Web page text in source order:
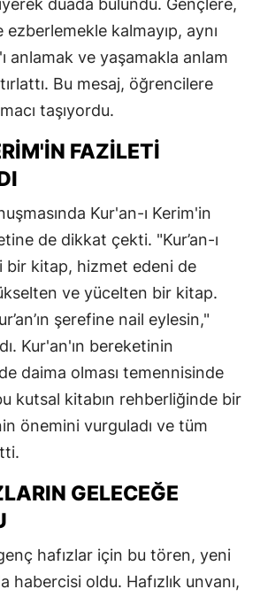
duada bulundu. Gençlere,
ezberlemekle kalmayıp, aynı
anlamak ve yaşamakla anlam
Bu mesaj, öğrencilere
taşıyordu.
FAZILETI
Kur'an-ı Kerim'in
de dikkat çekti. "Kur’an-ı
bir kitap, hizmet edeni de
ve yücelten bir kitap.
şerefine nail eylesin,"
Kur'an'ın bereketinin
daima olması temennisinde
kutsal kitabın rehberliğinde bir
önemini vurguladı ve tüm
GELECEĞE
hafızlar için bu tören, yeni
habercisi oldu. Hafızlık unvanı,